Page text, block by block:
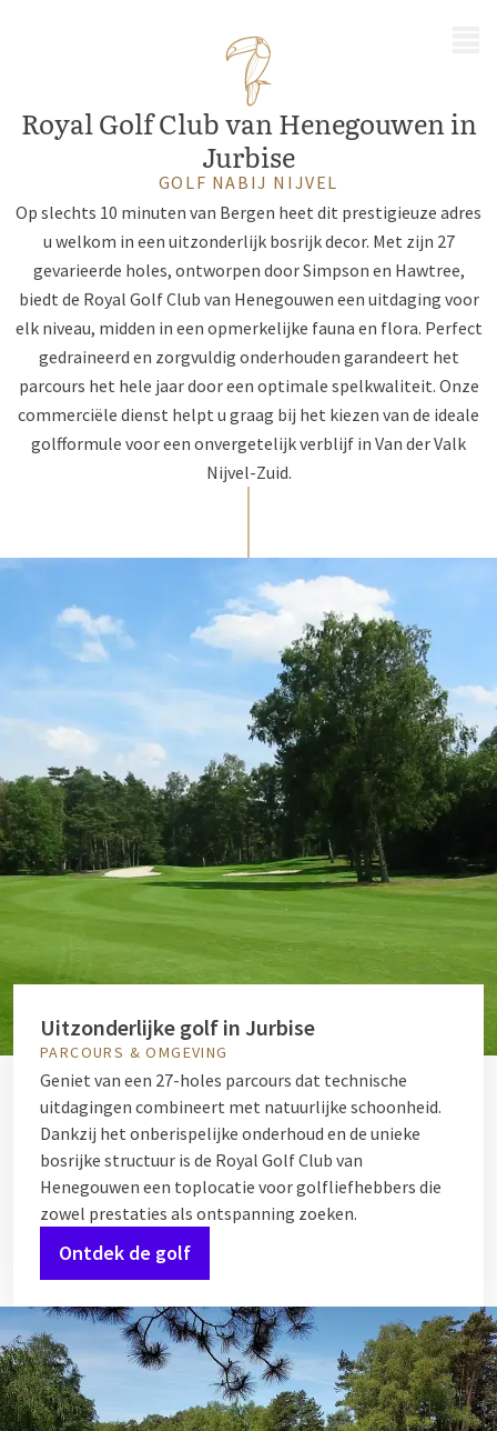
Royal Golf Club van Henegouwen in
Jurbise
GOLF NABIJ NIJVEL
Op slechts 10 minuten van Bergen heet dit prestigieuze adres
u welkom in een uitzonderlijk bosrijk decor. Met zijn 27
gevarieerde holes, ontworpen door Simpson en Hawtree,
biedt de Royal Golf Club van Henegouwen een uitdaging voor
elk niveau, midden in een opmerkelijke fauna en flora. Perfect
gedraineerd en zorgvuldig onderhouden garandeert het
parcours het hele jaar door een optimale spelkwaliteit. Onze
commerciële dienst helpt u graag bij het kiezen van de ideale
golfformule voor een onvergetelijk verblijf in Van der Valk
Nijvel-Zuid.
Uitzonderlijke golf in Jurbise
PARCOURS & OMGEVING
Geniet van een 27-holes parcours dat technische
uitdagingen combineert met natuurlijke schoonheid.
Dankzij het onberispelijke onderhoud en de unieke
bosrijke structuur is de Royal Golf Club van
Henegouwen een toplocatie voor golfliefhebbers die
zowel prestaties als ontspanning zoeken.
Ontdek de golf